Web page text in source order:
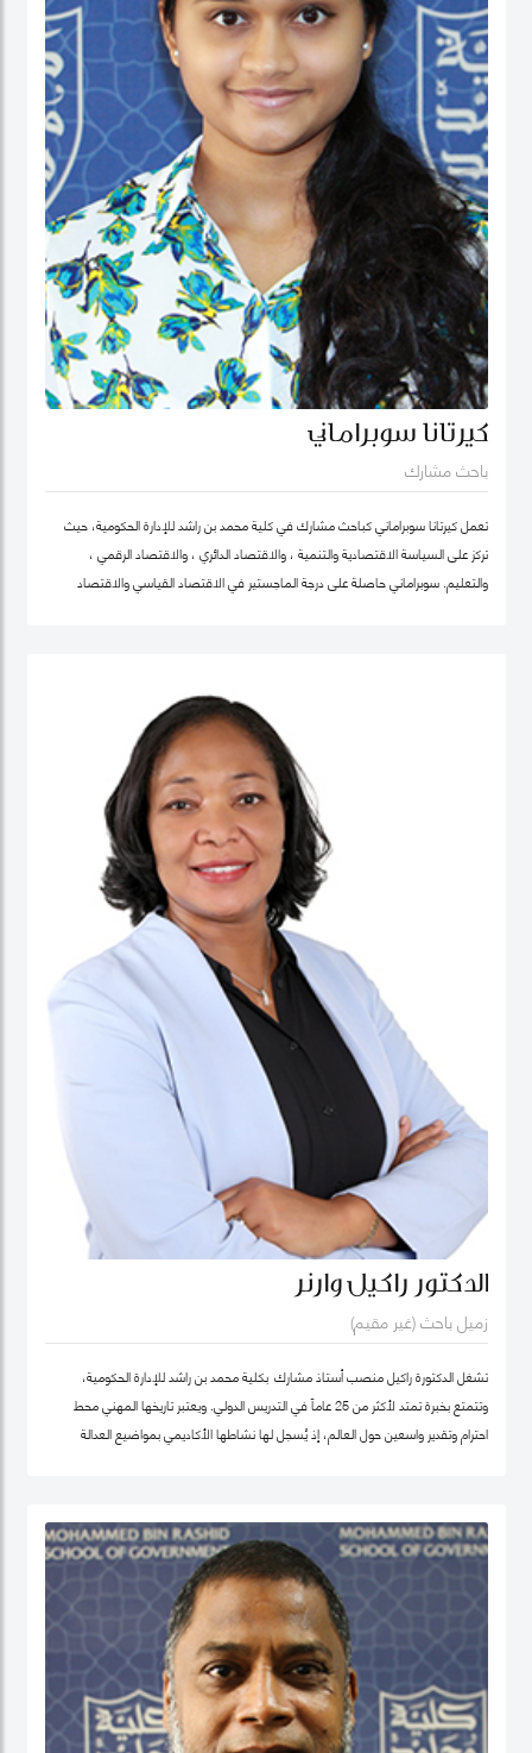
كيرتانا سوبراماني
باحث مشارك
تعمل كيرتانا سوبراماني كباحث مشارك في كلية محمد بن راشد للإدارة الحكومية، حيث
تركز على السياسة الاقتصادية والتنمية ، والاقتصاد الدائري ، والاقتصاد الرقمي ،
والتعليم. سوبراماني حاصلة على درجة الماجستير في الاقتصاد القياسي والاقتصاد
الدكتور راكيل وارنر
زميل باحث (غير مقيم)
تشغل الدكتورة راكيل منصب أستاذ مشارك بكلية محمد بن راشد للإدارة الحكومية،
وتتمتع بخبرة تمتد لأكثر من 25 عاماً في التدريس الدولي. ويعتبر تاريخها المهني محط
احترام وتقدير واسعين حول العالم، إذ يُسجل لها نشاطها الأكاديمي بمواضيع العدالة
مساعدة تعليمية.